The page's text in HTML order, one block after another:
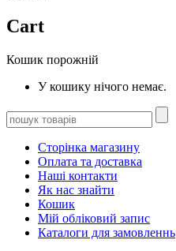
Cart
Кошик порожній
У кошику нічого немає.
Сторінка магазину
Оплата та доставка
Наші контакти
Як нас знайти
Кошик
Мій обліковий запис
Каталоги для замовленнь